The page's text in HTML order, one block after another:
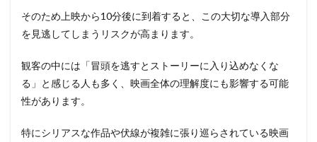
そのため上映から10分後に到着すると、この大切な導入部分
を見逃してしまうリスクが高まります。
観客の中には「冒頭を逃すとストーリーに入り込めなくな
る」と感じる人も多く、映画全体の理解度にも影響する可能
性があります。
特にシリアスな作品や伏線が複雑に張り巡らされている映画